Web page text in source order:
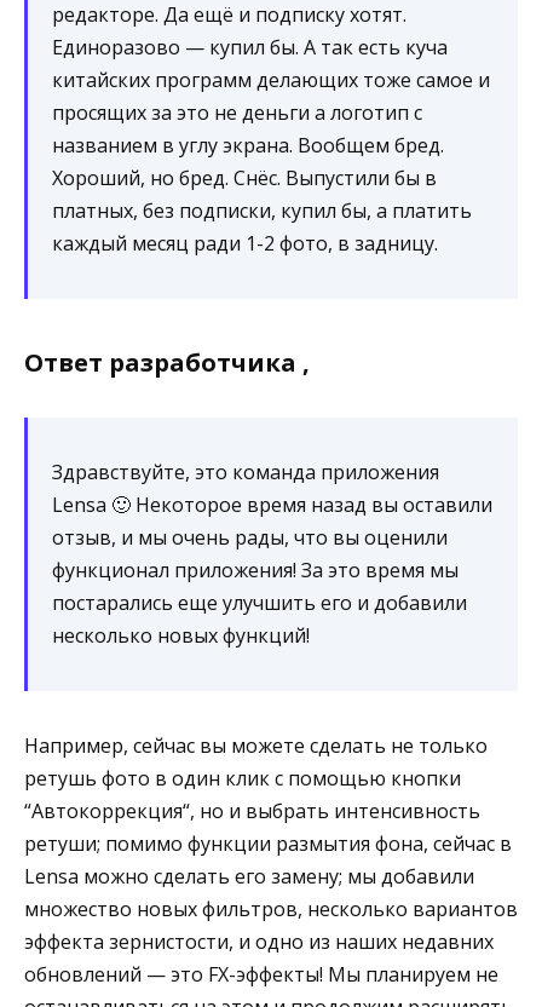
редакторе. Да ещё и подписку хотят.
Единоразово — купил бы. А так есть куча
китайских программ делающих тоже самое и
просящих за это не деньги а логотип с
названием в углу экрана. Вообщем бред.
Хороший, но бред. Снёс. Выпустили бы в
платных, без подписки, купил бы, а платить
каждый месяц ради 1-2 фото, в задницу.
Ответ разработчика ,
Здравствуйте, это команда приложения
Lensa 🙂 Некоторое время назад вы оставили
отзыв, и мы очень рады, что вы оценили
функционал приложения! За это время мы
постарались еще улучшить его и добавили
несколько новых функций!
Например, сейчас вы можете сделать не только
ретушь фото в один клик с помощью кнопки
“Автокоррекция“, но и выбрать интенсивность
ретуши; помимо функции размытия фона, сейчас в
Lensa можно сделать его замену; мы добавили
множество новых фильтров, несколько вариантов
эффекта зернистости, и одно из наших недавних
обновлений — это FX-эффекты! Мы планируем не